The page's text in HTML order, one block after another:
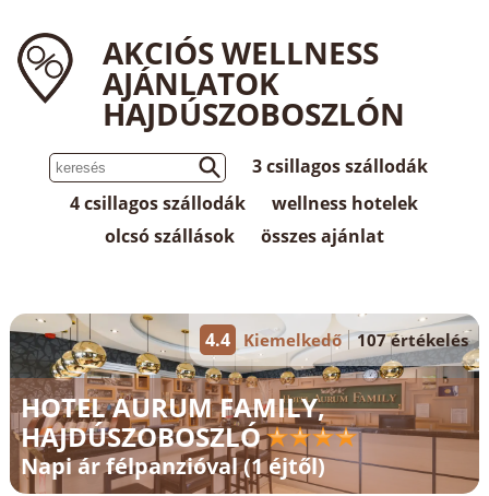
AKCIÓS WELLNESS
AJÁNLATOK
HAJDÚSZOBOSZLÓN
3 csillagos szállodák
4 csillagos szállodák
wellness hotelek
olcsó szállások
összes ajánlat
HOTEL AURUM FAMILY,
HAJDÚSZOBOSZLÓ
Napi ár félpanzióval (1 éjtől)
4.4 Kiemelkedő 107 értékelés